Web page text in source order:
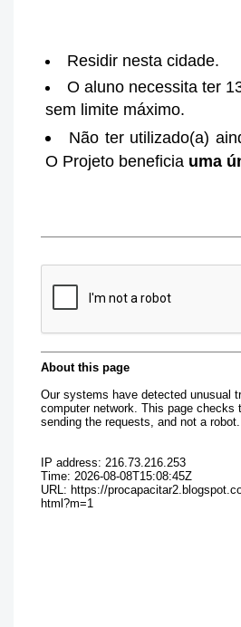
Residir nesta cidade.
O aluno necessita ter
sem limite máximo.
Não ter utilizado(a)
O Projeto beneficia uma